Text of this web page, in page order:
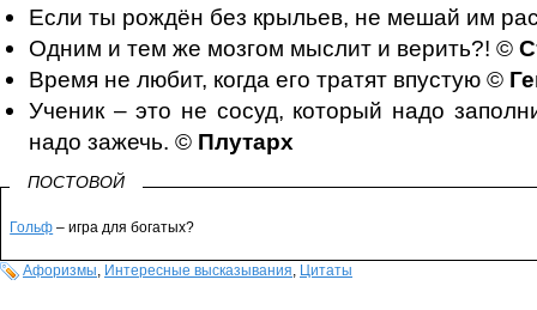
Если ты рождён без крыльев, не мешай им
Одним и тем же мозгом мыслит и верить?! ©
Время не любит, когда его тратят впустую ©
Ученик – это не сосуд, который надо
надо зажечь. © Плутарх
ПОСТОВОЙ
Гольф – игра для богатых?
Афоризмы, Интересные высказывания, Цитаты